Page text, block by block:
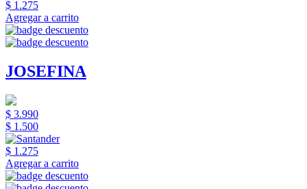
$ 1.275
Agregar a carrito
JOSEFINA
$ 3.990
$ 1.500
$ 1.275
Agregar a carrito